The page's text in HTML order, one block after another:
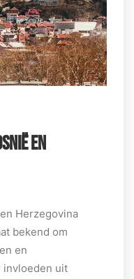
EN
Herzegovina
bekend om
en
invloeden uit